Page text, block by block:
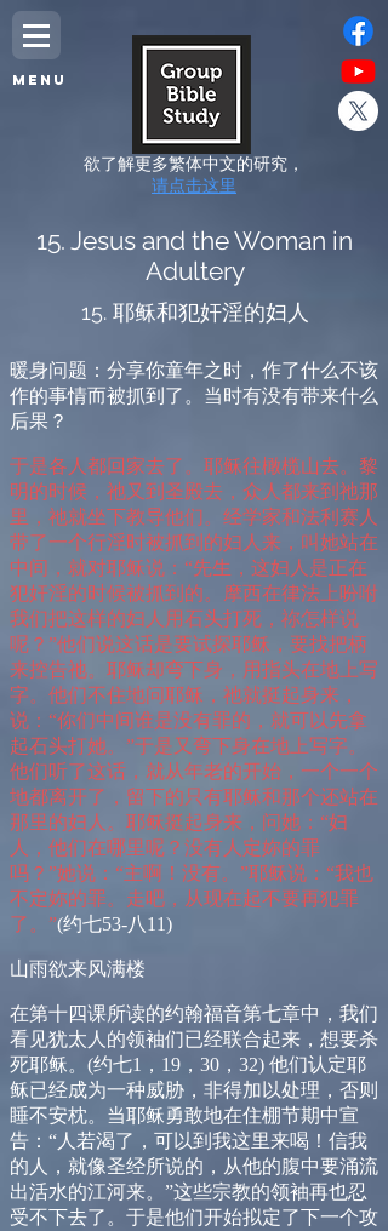
MENU
15. Jesus and the Woman in
Adultery
15. 耶稣和犯奸淫的妇人
暖身问题：分享你童年之时，作了什么不该
作的事情而被抓到了。当时有没有带来什么
后果？
于是各人都回家去了。耶稣往橄榄山去。黎
明的时候，祂又到圣殿去，众人都来到祂那
里，祂就坐下教导他们。经学家和法利赛人
带了一个行淫时被抓到的妇人来，叫她站在
中间，就对耶稣说：“先生，这妇人是正在
犯奸淫的时候被抓到的。摩西在律法上吩咐
我们把这样的妇人用石头打死，祢怎样说
呢？”他们说这话是要试探耶稣，要找把柄
来控告祂。耶稣却弯下身，用指头在地上写
字。他们不住地问耶稣，祂就挺起身来，
说：“你们中间谁是没有罪的，就可以先拿
起石头打她。”于是又弯下身在地上写字。
他们听了这话，就从年老的开始，一个一个
地都离开了，留下的只有耶稣和那个还站在
那里的妇人。耶稣挺起身来，问她：“妇
人，他们在哪里呢？没有人定妳的罪
吗？”她说：“主啊！没有。”耶稣说：“我也
不定妳的罪。走吧，从现在起不要再犯罪
了。”(约七53-八 11)
山雨欲来风满楼
在第十四课所读的约翰福音第七章中，我们
看见犹太人的领袖们已经联合起来，想要杀
死耶稣。 (约七1 ， 19 ， 30 ， 32) 他们认定耶
稣已经成为一种威胁，非得加以处理，否则
睡不安枕。当耶稣勇敢地在住棚节期中宣
告：“人若渴了，可以到我这里来喝！信我
的人，就像圣经所说的，从他的腹中要涌流
出活水的江河来。”这些宗教的领袖再也忍
受不下去了。于是他们开始拟定了下一个攻
欲了解更多繁体中文的研究，
请点击这里